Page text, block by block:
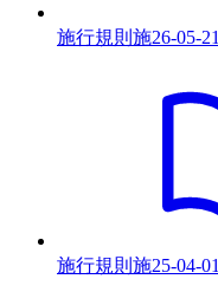
施行規則 施26-05-21
施行規則 施25-04-01